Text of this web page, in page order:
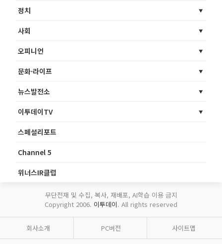
정치
사회
오피니언
문화·라이프
뉴스발전소
이투데이TV
스페셜리포트
Channel 5
위너스IR클럽
무단전재 및 수집, 복사, 재배포, AI학습 이용 금지
Copyright 2006. 이투데이. All rights reserved
회사소개 PC버전 사이트맵